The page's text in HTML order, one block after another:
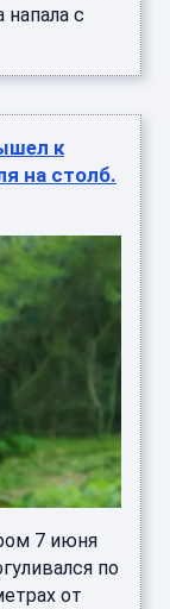
напала с
к
на столб.
7 июня
по
от